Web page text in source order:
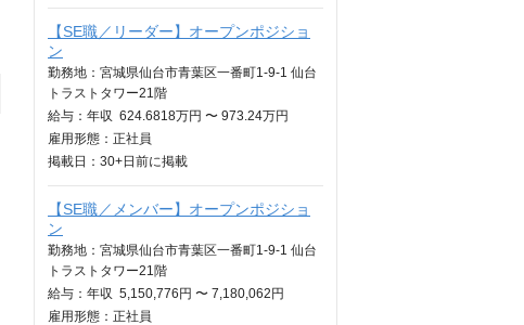
【SE職／リーダー】オープンポジショ
ン
勤務地：宮城県仙台市青葉区一番町1-9-1 仙台
トラストタワー21階
給与： 年収 624.6818万円 〜 973.24万円
雇用形態：正社員
掲載日： 30+日 前に掲載
【SE職／メンバー】オープンポジショ
ン
勤務地：宮城県仙台市青葉区一番町1-9-1 仙台
トラストタワー21階
給与： 年収 5,150,776円 〜 7,180,062円
雇用形態：正社員